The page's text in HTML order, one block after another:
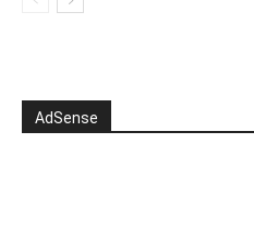
AdSense